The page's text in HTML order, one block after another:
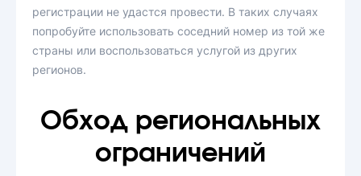
регистрации не удастся провести. В таких случаях
попробуйте использовать соседний номер из той же
страны или воспользоваться услугой из других
регионов.
Обход региональных
ограничений